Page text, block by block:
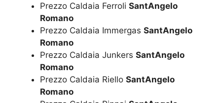
Prezzo Caldaia Ferroli SantAngelo
Romano
Prezzo Caldaia Immergas SantAngelo
Romano
Prezzo Caldaia Junkers SantAngelo
Romano
Prezzo Caldaia Riello SantAngelo
Romano